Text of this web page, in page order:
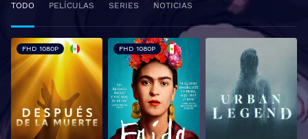
TODO PELÍCULAS SERIES NOTICIAS
FHD 1080P FHD 1080P